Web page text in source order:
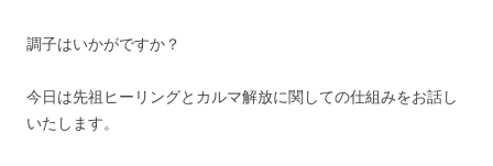
調子はいかがですか？
今日は先祖ヒーリングとカルマ解放に関しての仕組みをお話し
いたします。